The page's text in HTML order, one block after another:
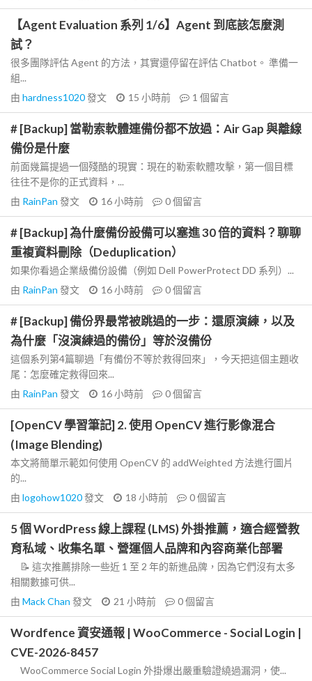
【Agent Evaluation 系列 1/6】Agent 到底該怎麼測
試？
很多團隊評估 Agent 的方法，其實還停留在評估 Chatbot。 準備一
組...
由 hardness1020發文 15 小時前 1 個留言
# [Backup] 當勒索軟體連備份都不放過：Air Gap 與離線
備份是什麼
前面幾篇提過一個殘酷的現實：現在的勒索軟體攻擊，第一個目標
往往不是你的正式資料，...
由 RainPan 發文 16 小時前 0個留言
# [Backup] 為什麼備份設備可以塞進 30 倍的資料？聊聊
重複資料刪除（Deduplication）
如果你看過企業級備份設備（例如 Dell PowerProtect DD 系列）...
由 RainPan 發文 16 小時前 0個留言
# [Backup] 備份界最常被跳過的一步：還原演練，以及
為什麼「沒演練過的備份」等於沒備份
這個系列第4篇聊過「有備份不等於救得回來」，今天把這個主題收
尾：怎麼確定救得回來...
由 RainPan 發文 16 小時前 0個留言
[OpenCV 學習筆記] 2. 使用 OpenCV 進行影像混合
(Image Blending)
本文將簡單示範如何使用 OpenCV 的 addWeighted 方法進行圖片
的...
由 logohow1020發文 18 小時前 0個留言
5 個 WordPress 線上課程 (LMS) 外掛推薦，適合經營教
育私域、收集名單、營運個人品牌和內容商業化部署
📝 這次推薦排除一些近 1 至 2 年的新進品牌，因為它們沒有太多
相關數據可供...
由 Mack Chan 發文 21 小時前 0個留言
Wordfence 資安通報 | WooCommerce - Social Login |
CVE-2026-8457
WooCommerce Social Login 外掛爆出嚴重驗證繞過漏洞，使...